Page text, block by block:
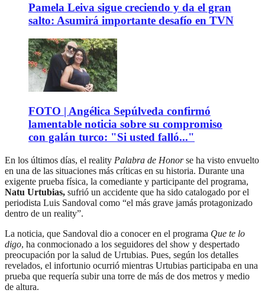
Pamela Leiva sigue creciendo y da el gran
salto: Asumirá importante desafío en TVN
FOTO | Angélica Sepúlveda confirmó
lamentable noticia sobre su compromiso
con galán turco: "Si usted falló..."
En los últimos días, el reality Palabra de Honorse ha visto envuelto
en una de las situaciones más críticas en su historia. Durante una
exigente prueba física, la comediante y participante del programa,
Natu Urtubias, sufrió un accidente que ha sido catalogado por el
periodista Luis Sandoval como “el más grave jamás protagonizado
dentro de un reality”.
La noticia, que Sandoval dio a conocer en el programa Que te lo
digo, ha conmocionado a los seguidores del show y despertado
preocupación por la salud de Urtubias. Pues, según los detalles
revelados, el infortunio ocurrió mientras Urtubias participaba en una
prueba que requería subir una torre de más de dos metros y medio
de altura.